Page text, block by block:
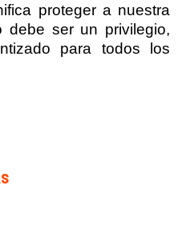
proteger a nuestra
debe ser un privilegio,
para todos los